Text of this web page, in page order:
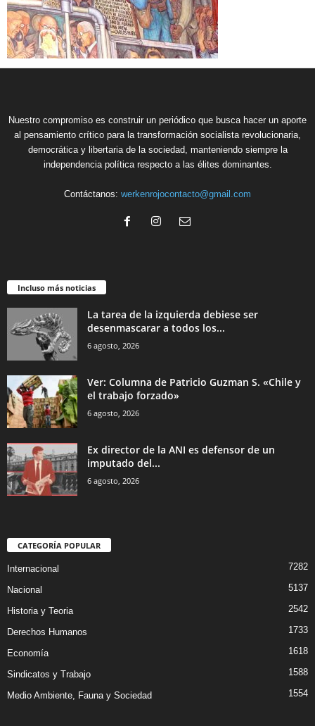
Nuestro compromiso es construir un periódico que busca hacer un aporte
al pensamiento crítico para la transformación socialista revolucionaria,
democrática y libertaria de la sociedad, manteniendo siempre la
independencia política respecto a las élites dominantes.
Contáctanos: werkenrojocontacto@gmail.com
Incluso más noticias
La tarea de la izquierda debiese ser
desenmascarar a todos los...
6 agosto, 2026
Ver: Columna de Patricio Guzman S. «Chile y
el trabajo forzado»
6 agosto, 2026
Ex director de la ANI es defensor de un
imputado del...
6 agosto, 2026
CATEGORÍA POPULAR
Internacional 7282
Nacional 5137
Historia y Teoria 2542
Derechos Humanos 1733
Economía 1618
Sindicatos y Trabajo 1588
Medio Ambiente, Fauna y Sociedad 1554